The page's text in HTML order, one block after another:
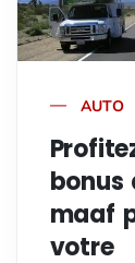
AUTO
bonus
maaf
votre